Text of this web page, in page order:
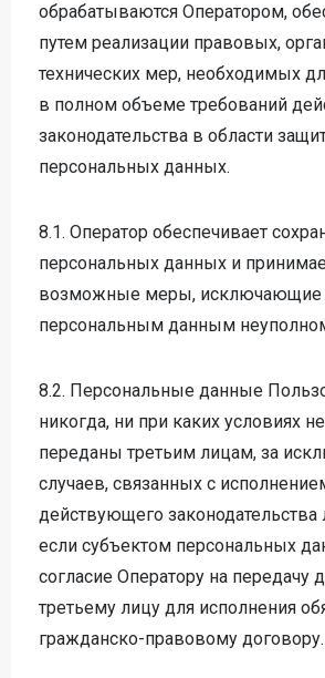
обрабатываются Оператором,
путем реализации правовых,
технических мер, необходимых
в полном объеме требований
законодательства в области
персональных данных.
8.1. Оператор обеспечивает
персональных данных и
возможные меры, исключающие
персональным данным
8.2. Персональные данные
никогда, ни при каких условиях
переданы третьим лицам, за
случаев, связанных с
действующего законодательства
если субъектом персональных
согласие Оператору на передачу
третьему лицу для исполнения
гражданско-правовому договору.